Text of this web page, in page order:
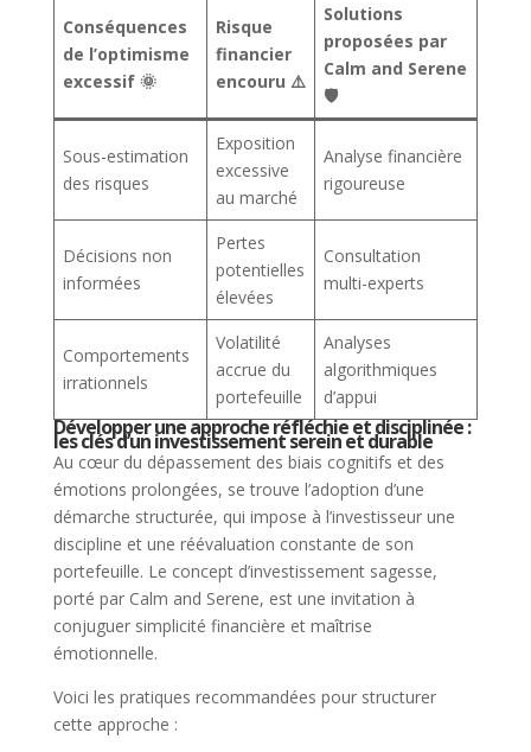
Conséquences
de l’optimisme
excessif 🌞
Risque
financier
encouru ⚠️
Solutions
proposées par
Calm and Serene
🛡️
Sous-estimation
des risques
Exposition
excessive
au marché
Analyse financière
rigoureuse
Décisions non
informées
Pertes
potentielles
élevées
Consultation
multi-experts
Comportements
irrationnels
Volatilité
accrue du
portefeuille
Analyses
algorithmiques
d’appui
Développer une approche réfléchie et disciplinée :
les clés d’un investissement serein et durable
Au cœur du dépassement des biais cognitifs et des
émotions prolongées, se trouve l’adoption d’une
démarche structurée, qui impose à l’investisseur une
discipline et une réévaluation constante de son
portefeuille. Le concept d’investissement sagesse,
porté par Calm and Serene, est une invitation à
conjuguer simplicité financière et maîtrise
émotionnelle.
Voici les pratiques recommandées pour structurer
cette approche :